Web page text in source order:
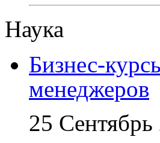
Наука
Бизнес-
менеджеров
25 Сентябрь